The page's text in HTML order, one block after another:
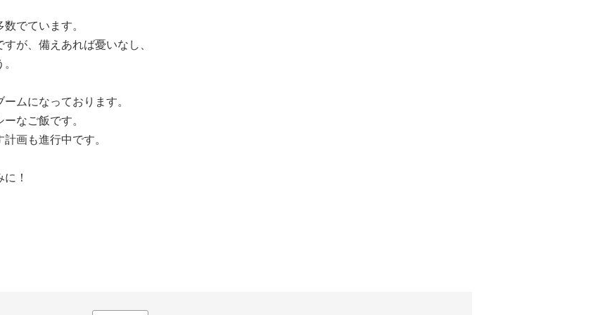
でています。
が、備えあれば憂いなし、
ムになっております。
なご飯です。
画も進行中です。
！